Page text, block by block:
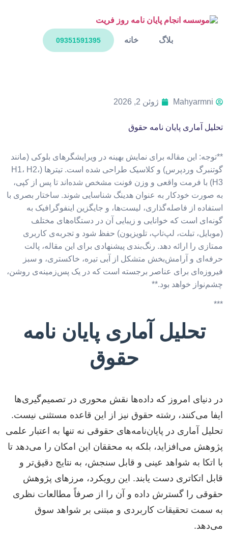
خانه بلاگ 09351591395
Mahyarmni ژوئن 2, 2026
تحلیل آماری پایان نامه حقوق
**توجه: این مقاله برای نمایش بهینه در ویرایشگرهای بلوکی (مانند
گوتنبرگ وردپرس) و کلاسیک طراحی شده است. تیترها (H1، H2،
H3) با فرمت واقعی و وزن فونت مشخص شده‌اند تا پس از کپی،
به صورت خودکار به عنوان هدینگ شناسایی شوند. ساختار بصری با
استفاده از فاصله‌گذاری، لیست‌ها، و جایگزین اینفوگرافیک به
گونه‌ای است که خوانایی و زیبایی آن در دستگاه‌های مختلف
(موبایل، تبلت، لپ‌تاپ، تلویزیون) حفظ شود و تجربه‌ی کاربری
ممتازی را ارائه دهد. رنگ‌بندی پیشنهادی برای این مقاله، پالت
حرفه‌ای و آرامش‌بخش متشکل از آبی تیره، خاکستری، و سبز
فیروزه‌ای برای عناصر برجسته است که در یک پس‌زمینه‌ی روشن،
چشم‌نواز خواهد بود.**
***
تحلیل آماری پایان نامه
حقوق
در دنیای امروز که داده‌ها نقش محوری در تصمیم‌گیری‌ها
ایفا می‌کنند، رشته حقوق نیز از این قاعده مستثنی نیست.
تحلیل آماری در پایان‌نامه‌های حقوقی نه تنها به اعتبار علمی
پژوهش می‌افزاید، بلکه به محققان این امکان را می‌دهد تا
با اتکا به شواهد عینی و قابل سنجش، به نتایج دقیق‌تر و
قابل اتکاتری دست یابند. این رویکرد، مرزهای پژوهش
حقوقی را گسترش داده و آن را از صرفاً مطالعات نظری
به سمت تحقیقات کاربردی و مبتنی بر شواهد سوق
می‌دهد.